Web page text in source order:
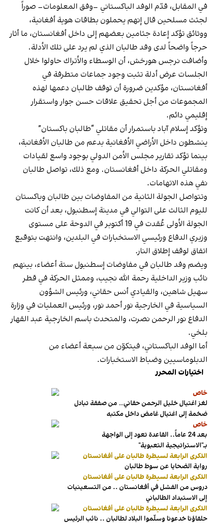
في المقابل، قدّم الوفد الباكستاني –وفق المعلومات– صوراً
لجثث مسلحين قال إنهم يحملون بطاقات هوية أفغانية،
ووثائق تؤكد إعادة جثامين بعضهم إلى داخل أفغانستان، ما أثار
حرجاً واضحاً لدى وفد طالبان الذي لم يرد على تلك الأدلة.
وأضافت نرجس هورخش، أن الوسطاء والأتراك حاولوا خلال
الجلسات عرض أدلة تثبت وجود جماعات متطرفة في
أفغانستان، مؤكدين ضرورة أن توقف طالبان دعمها لهذه
المجموعات من أجل تحقيق علاقات حسن جوار واستقرار
إقليمي دائم.
وتؤكد إسلام آباد باستمرار أن مقاتلي “طالبان باكستان”
ينشطون داخل الأراضي الأفغانية بدعم من طالبان الأفغانبة،
بينما تؤكد تقارير مجلس الأمن الدولي بوجود واسع لقيادات
ومقاتلي الحركة داخل أفغانستان. ومع ذلك، تواصل طالبان
نفي هذه الاتهامات.
وتتواصل الجولة الثانية من المفاوضات بين طالبان وباكستان
لليوم الثالث على التوالي في مدينة إسطنبول، بعد أن كانت
الجولة الأولى عُقدت في 19 أكتوبر في الدوحة على مستوى
وزيري الدفاع ورئيسي الاستخبارات في البلدين، وانتهت بتوقيع
اتفاق لوقف إطلاق النار.
ويضم وفد طالبان في مفاوضات إسطنبول ستة أعضاء، بينهم
نائب وزير الداخلية رحمة الله نجيب، وممثل الحركة في قطر
سهيل شاهين، والقيادي أنس حقاني، ورئيس الشؤون
السياسية في الخارجية نور أحمد نور، ورئيس العمليات في وزارة
الدفاع نور الرحمن نصرت، والمتحدث باسم الخارجية عبد القهار
بلخي.
أما الوفد الباكستاني، فيتكوّن من سبعة أعضاء من
الدبلوماسيين وضباط الاستخبارات.
اختيارات المحرر
خاص
لغز اغتيال خليل الرحمن حقاني… من صفقة تبادل
ضخمة إلى اغتيال غامض داخل مكتبه
خاص
بعد 24 عاماً.. القاعدة تعود إلى الواجهة
بـ"الاستراتيجية التعبوية"
الذكرى الرابعة لسيطرة طالبان على أفغانستان
رواية الضحايا عن سوط طالبان
الذكرى الرابعة لسيطرة طالبان على أفغانستان
دروس من الفشل في أفغانستان .. من التسعينيات
إلى الاستبداد الطالباني
الذكرى الرابعة لسيطرة طالبان على أفغانستان
حلفاؤنا خدعونا وسلّموا البلاد لطالبان .. نائب الرئيس